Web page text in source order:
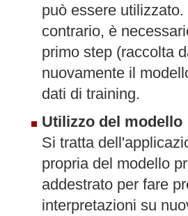
può essere
contrario, è
primo step (raccolta
nuovamente il
dati di training.
Utilizzo del modello
Si tratta
propria del modello
addestrato per fare
interpretazioni su